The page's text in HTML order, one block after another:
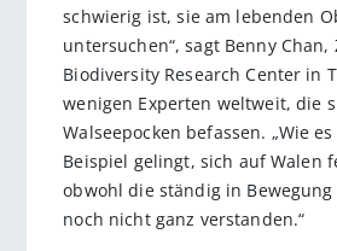
schwierig ist, sie am lebenden
untersuchen“, sagt Benny Chan,
Biodiversity Research Center in
wenigen Experten weltweit, die
Walseepocken befassen. „Wie
Beispiel gelingt, sich auf Walen
obwohl die ständig in
noch nicht ganz verstanden.“